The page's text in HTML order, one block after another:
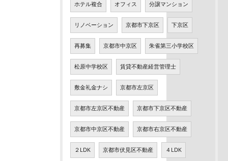
ホテル複合 オフィス 分譲マンション
リノベーション 京都市下京区 下京区
再募集 京都市中京区 朱雀第三小学校区
松原中学校区 賃貸不動産経営管理士
敷金礼金ナシ 京都市左京区
京都市左京区不動産 京都市下京区不動産
京都市中京区不動産 京都市右京区不動産
２LDK 京都市伏見区不動産 ４LDK